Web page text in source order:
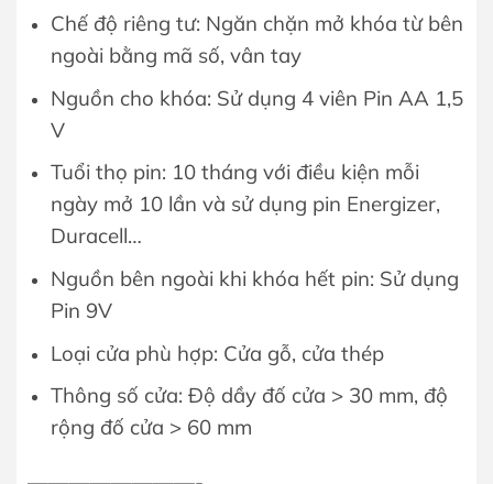
Chế độ riêng tư: Ngăn chặn mở khóa từ bên
ngoài bằng mã số, vân tay
Nguồn cho khóa: Sử dụng 4 viên Pin AA 1,5
V
Tuổi thọ pin: 10 tháng với điều kiện mỗi
ngày mở 10 lần và sử dụng pin Energizer,
Duracell…
Nguồn bên ngoài khi khóa hết pin: Sử dụng
Pin 9V
Loại cửa phù hợp: Cửa gỗ, cửa thép
Thông số cửa: Độ dầy đố cửa > 30 mm, độ
rộng đố cửa > 60 mm